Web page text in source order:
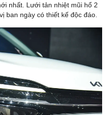
nhất. Lưới tản nhiệt mũi hổ 2
ban ngày có thiết kế độc đáo.